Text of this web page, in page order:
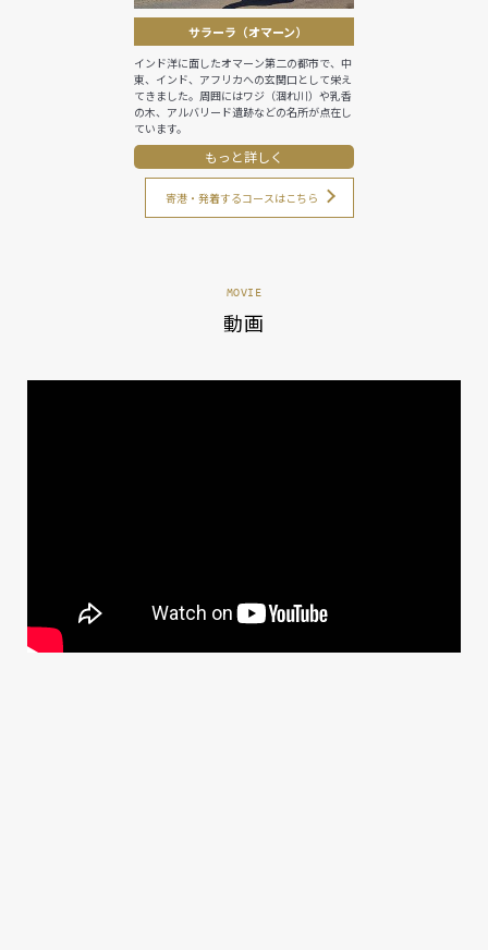
サラーラ（オマーン）
インド洋に面したオマーン第二の都市で、中
東、インド、アフリカへの玄関口として栄え
てきました。周囲にはワジ（涸れ川）や乳香
の木、アルバリード遺跡などの名所が点在し
ています。
もっと詳しく
寄港・発着するコースはこちら
MOVIE
動画